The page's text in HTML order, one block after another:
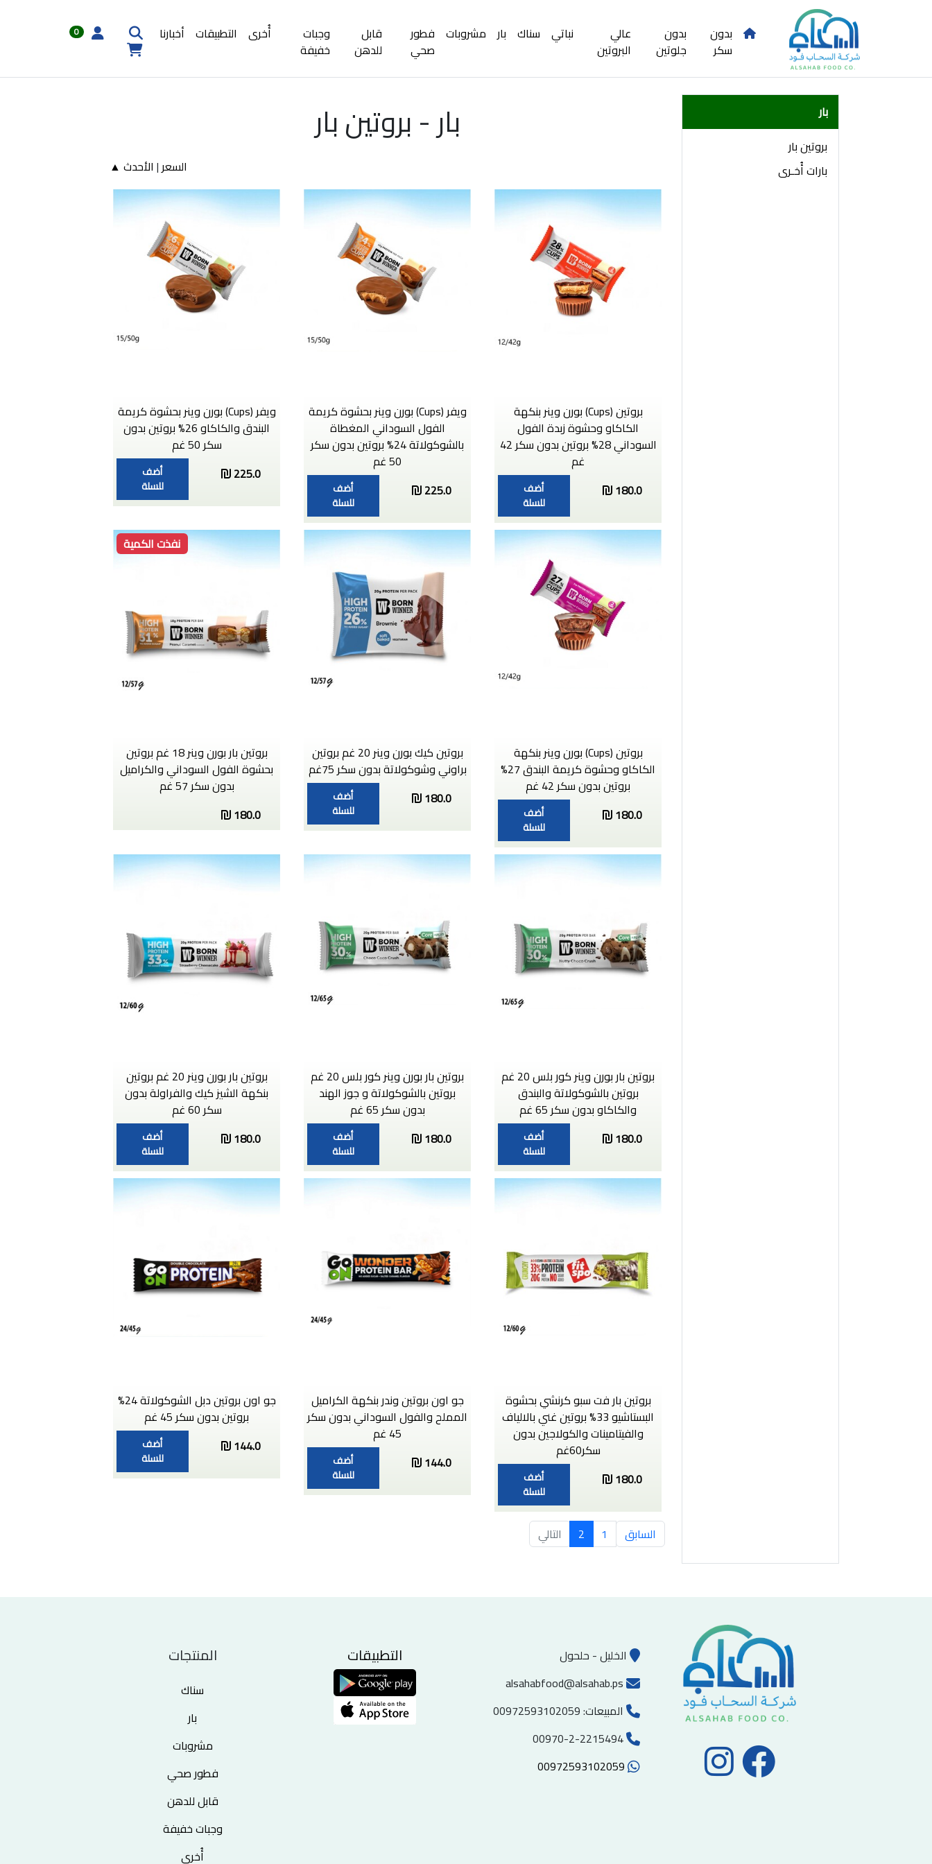
بدون
سكر
بدون
جلوتين
عالي
البروتين
نباتي سناك بار مشروبات فطور
صحي
قابل
للدهن
وجبات
خفيفة
أُخرى التطبيقات أخبارنا 0
بار
بروتين بار
بارات أُخـرى
بار - بروتين بار
السعر| الأحدث ▲
بروتين (Cups) بورن وينر بنكهة
الكاكاو وحشوة زبدة الفول
السوداني 28% بروتين بدون سكر 42
غم
180.0
أضف
للسلة
ويفر (Cups) بورن وينر بحشوة كريمة
الفول السوداني المغطاة
بالشوكولاتة 24% بروتين بدون سكر
50 غم
225.0
أضف
للسلة
ويفر (Cups) بورن وينر بحشوة كريمة
البندق والكاكاو 26% بروتين بدون
سكر 50 غم
225.0
أضف
للسلة
بروتين (Cups) بورن وينر بنكهة
الكاكاو وحشوة كريمة البندق 27%
بروتين بدون سكر 42 غم
180.0
أضف
للسلة
بروتين كيك بورن وينر 20 غم بروتين
براوني وشوكولاتة بدون سكر 75غم
180.0
أضف
للسلة
نفذت الكمية
بروتين بار بورن وينر 18 غم بروتين
بحشوة الفول السوداني والكراميل
بدون سكر 57 غم
180.0
بروتين بار بورن وينر كور بلس 20 غم
بروتين بالشوكولاتة والبندق
والكاكاو بدون سكر 65 غم
180.0
أضف
للسلة
بروتين بار بورن وينر كور بلس 20 غم
بروتين بالشوكولاتة و جوز الهند
بدون سكر 65 غم
180.0
أضف
للسلة
بروتين بار بورن وينر 20 غم بروتين
بنكهة الشيز كيك والفراولة بدون
سكر 60 غم
180.0
أضف
للسلة
بروتين بار فت سبو كرنشي بحشوة
البستاشيو 33% بروتين غني بالالياف
والفيتامينات والكولاجين بدون
سكر60غم
180.0
أضف
للسلة
جو اون بروتين وندر بنكهة الكراميل
المملح والفول السوداني بدون سكر
45 غم
144.0
أضف
للسلة
جو اون بروتين دبل الشوكولاتة 24%
بروتين بدون سكر 45 غم
144.0
أضف
للسلة
السابق 1
2 التالي
الخليل - حلحول
alsahabfood@alsahab.ps
المبيعات:00972593102059
التطبيقات المنتجات
سناك
بار
مشروبات
فطور صحي
قابل للدهن
وجبات خفيفة
أُخرى